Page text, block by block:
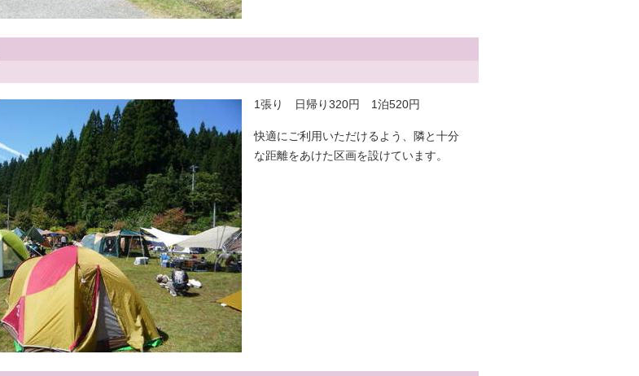
1張り 日帰り320円 1泊520円
快適にご利用いただけるよう、隣と十分
な距離をあけた区画を設けています。